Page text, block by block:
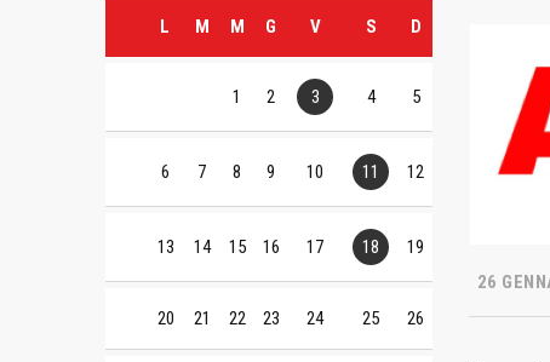
26
L M M G V S D
1 2 3 4 5
6 7 8 9 10 11 12
13 14 15 16 17 18 19
20 21 22 23 24 25 26